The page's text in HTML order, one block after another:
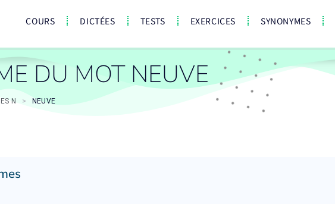
COURS DICTÉES TESTS EXERCICES SYNONYMES
DU MOT NEUVE
N > NEUVE